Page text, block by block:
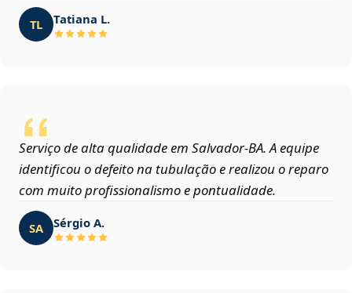
TL Tatiana L.
Serviço de alta qualidade em Salvador‑BA. A equipe
identificou o defeito na tubulação e realizou o reparo
com muito profissionalismo e pontualidade.
SA Sérgio A.